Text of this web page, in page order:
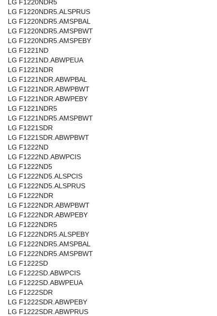
LG F1220NDR5
LG F1220NDR5.ALSPRUS
LG F1220NDR5.AMSPBAL
LG F1220NDR5.AMSPBWT
LG F1220NDR5.AMSPEBY
LG F1221ND
LG F1221ND.ABWPEUA
LG F1221NDR
LG F1221NDR.ABWPBAL
LG F1221NDR.ABWPBWT
LG F1221NDR.ABWPEBY
LG F1221NDR5
LG F1221NDR5.AMSPBWT
LG F1221SDR
LG F1221SDR.ABWPBWT
LG F1222ND
LG F1222ND.ABWPCIS
LG F1222ND5
LG F1222ND5.ALSPCIS
LG F1222ND5.ALSPRUS
LG F1222NDR
LG F1222NDR.ABWPBWT
LG F1222NDR.ABWPEBY
LG F1222NDR5
LG F1222NDR5.ALSPEBY
LG F1222NDR5.AMSPBAL
LG F1222NDR5.AMSPBWT
LG F1222SD
LG F1222SD.ABWPCIS
LG F1222SD.ABWPEUA
LG F1222SDR
LG F1222SDR.ABWPEBY
LG F1222SDR.ABWPRUS